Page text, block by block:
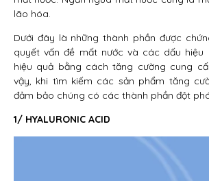
lão hóa.
Dưới đây là những thành phần được
quyết vấn đề mất nước và các dấu
hiệu quả bằng cách tăng cường cung
vậy, khi tìm kiếm các sản phẩm tăng
đảm bảo chúng có các thành phần đột
1/ HYALURONIC ACID